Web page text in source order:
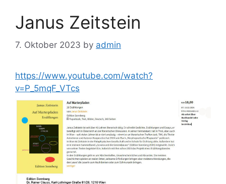
Janus Zeitstein
7. Oktober 2023 by admin
https://www.youtube.com/watch?
v=P_5mqF_VTcs